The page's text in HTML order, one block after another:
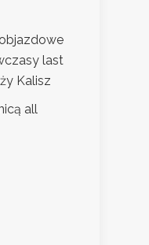
last
Kalisz
all